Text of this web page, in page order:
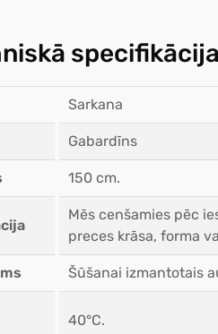
specifikācija
Sarkana
Gabardīns
150 cm.
Mēs cenšamies pēc
preces krāsa, forma
Šūšanai izmantotais
40°C.